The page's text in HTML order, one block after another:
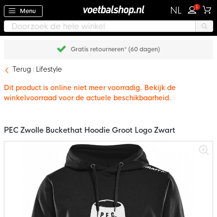
Menu NL 1
Gratis retourneren* (60 dagen)
Terug Lifestyle
Dit product is online niet meer voorradig. Bekijk de
winkelvoorraad voor de actuele beschikbaarheid.
afbeeldingen-
PEC Zwolle Buckethat Hoodie Groot Logo Zwart